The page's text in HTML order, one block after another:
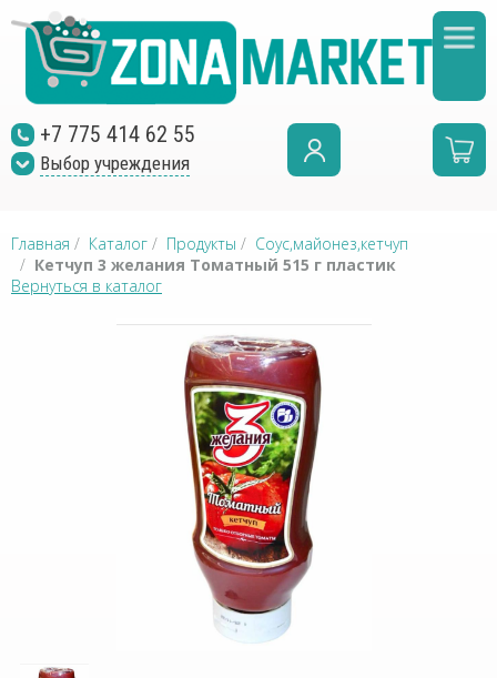
+7 775 414 62 55
Выбор учреждения
Главная / Каталог / Продукты / Соус,майонез,кетчуп
/ Кетчуп 3 желания Томатный 515 г пластик
Вернуться в каталог